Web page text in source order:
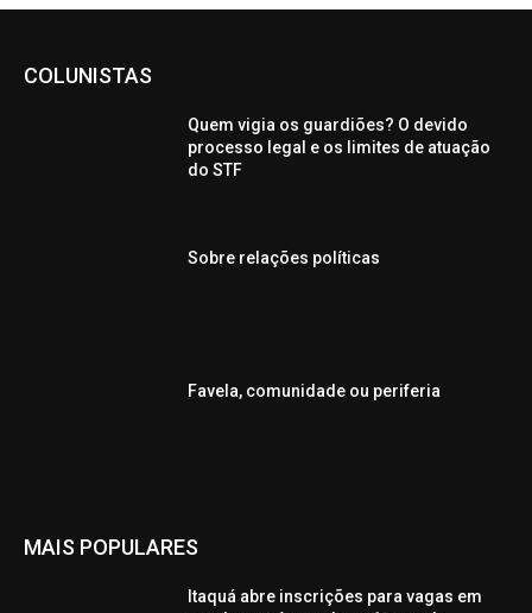
COLUNISTAS
Quem vigia os guardiões? O devido
processo legal e os limites de atuação
do STF
Sobre relações políticas
Favela, comunidade ou periferia
MAIS POPULARES
Itaquá abre inscrições para vagas em